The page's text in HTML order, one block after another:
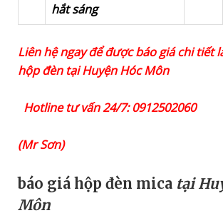
hắt sáng
Liên hệ ngay để được báo giá chi tiết
hộp đèn tại Huyện Hóc Môn
Hotline tư vấn 24/7: 0912502060
(Mr Sơn)
báo giá hộp đèn mica tại
Môn